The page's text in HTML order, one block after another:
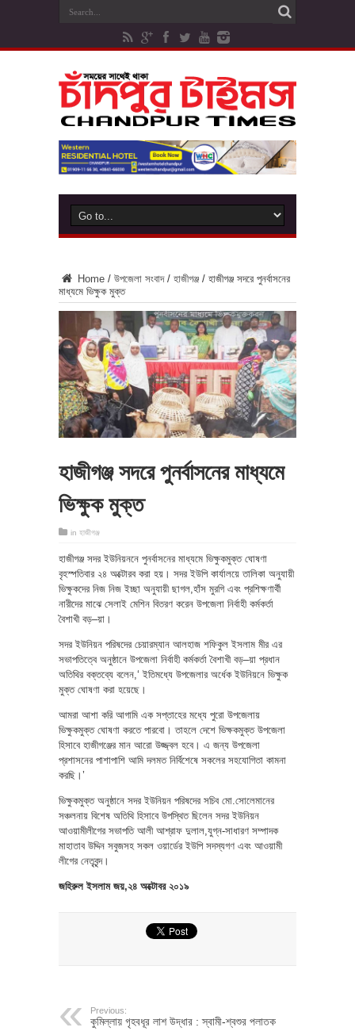
Home / উপজেলা সংবাদ / হাজীগঞ্জ / হাজীগঞ্জ সদরে পুনর্বাসনের
মাধ্যমে ভিক্ষুক মুক্ত
হাজীগঞ্জ সদরে পুনর্বাসনের মাধ্যমে
ভিক্ষুক মুক্ত
in হাজীগঞ্জ
হাজীগঞ্জ সদর ইউনিয়ননে পুনর্বাসনের মাধ্যমে ভিক্ষুকমুক্ত ঘোষণা
বৃহস্পতিবার ২৪ অক্টোরব করা হয়। সদর ইউপি কার্যালয়ে তালিকা অনুযায়ী
ভিক্ষুকদের নিজ নিজ ইচ্ছা অনুযায়ী ছাগল,হাঁস মুরগি এবং প্রশিক্ষণার্থী
নারীদের মাঝে সেলাই মেশিন বিতরণ করেন উপজেলা নির্বাহী কর্মকর্তা
বৈশাখী বড়–য়া।
সদর ইউনিয়ন পরিষদের চেয়ারম্যান আলহাজ শফিকুল ইসলাম মীর এর
সভাপতিত্বে অনুষ্ঠানে উপজেলা নির্বাহী কর্মকর্তা বৈশাখী বড়–য়া প্রধান
অতিথির বক্তব্যে বলেন,‘ ইতিমধ্যে উপজেলার অর্ধেক ইউনিয়নে ভিক্ষুক
মুক্ত ঘোষণা করা হয়েছে।
আমরা আশা করি আগামি এক সপ্তাহের মধ্যে পুরো উপজেলায়
ভিক্ষুকমুক্ত ঘোষণা করতে পারবো। তাহলে দেশে ভিক্ষকমুক্ত উপজেলা
হিসাবে হাজীগঞ্জের মান আরো উজ্জ্বল হবে। এ জন্য উপজেলা
প্রশাসনের পাশাপাশি আমি দলমত নির্বিশেষে সকলের সহযোগিতা কামনা
করছি।’
ভিক্ষুকমুক্ত অনুষ্ঠানে সদর ইউনিয়ন পরিষদের সচিব মো.সোলেমানের
সঞ্চলনায় বিশেষ অতিথি হিসাবে উপস্থিত ছিলেন সদর ইউনিয়ন
আওয়ামীলীগের সভাপতি আলী আশ্রাফ দুলাল,যুগ্ন-সাধারণ সম্পাদক
মাহাতাব উদ্দিন সবুজসহ সকল ওয়ার্ডের ইউপি সদস্যগণ এবং আওয়ামী
লীগের নেতৃবৃন্দ।
জহিরুল ইসলাম জয়,২৪ অক্টোবর ২০১৯
Previous:
কুমিল্লায় গৃহবধূর লাশ উদ্ধার : স্বামী-শ্বশুর পলাতক